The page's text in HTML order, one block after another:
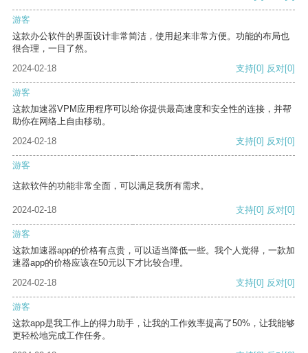
游客
这款办公软件的界面设计非常简洁，使用起来非常方便。功能的布局也
很合理，一目了然。
2024-02-18
支持[0] 反对[0]
游客
这款加速器VPM应用程序可以给你提供最高速度和安全性的连接，并帮
助你在网络上自由移动。
2024-02-18
支持[0] 反对[0]
游客
这款软件的功能非常全面，可以满足我所有需求。
2024-02-18 支持[0] 反对[0]
游客
这款加速器app的价格有点贵，可以适当降低一些。我个人觉得，一款加
速器app的价格应该在50元以下才比较合理。
2024-02-18
支持[0] 反对[0]
游客
这款app是我工作上的得力助手，让我的工作效率提高了50%，让我能够
更轻松地完成工作任务。